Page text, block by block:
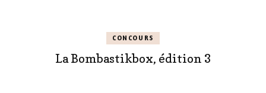
CONCOURS
La Bombastikbox, édition 3